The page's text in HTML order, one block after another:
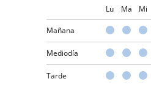
Lu Ma Mi
Mañana
Mediodía
Tarde